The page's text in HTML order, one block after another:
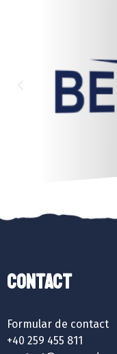
Contact
Formular de contact
+40 259 455 811